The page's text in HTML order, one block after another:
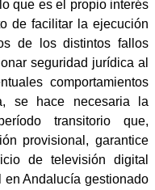
que es el propio interés
de facilitar la ejecución
de los distintos fallos
seguridad jurídica al
comportamientos
se hace necesaria la
transitorio que,
provisional, garantice
de televisión digital
en Andalucía gestionado